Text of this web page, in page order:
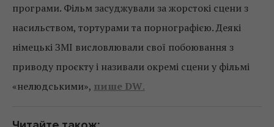
програми. Фільм засуджували за жорстокі сцени з
насильством, тортурами та порнографією. Деякі
німецькі ЗМІ висловлювали свої побоювання з
приводу проєкту і називали окремі сцени у фільмі
«нелюдськими», пише DW.